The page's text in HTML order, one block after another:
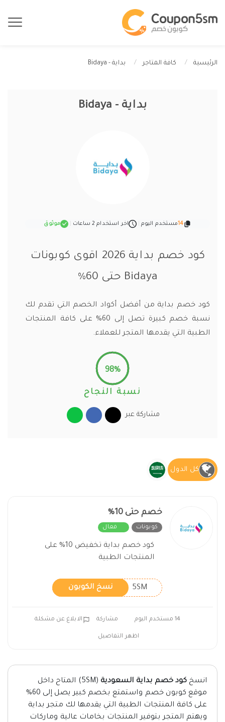
الرئيسية كافة المتاجر بداية - Bidaya
بداية - Bidaya
14مستخدم اليوم اخر استخدام 2 ساعات موثوق
كود خصم بداية 2026 اقوى كوبونات
Bidaya حتى 60%
كود خصم بداية من أفضل أكواد الخصم التي تقدم لك
نسبة خصم كبيرة تصل إلى 60% على كافة المنتجات
الطبية التي يقدمها المتجر للعملاء.
98%
نسبة النجاح
مشاركة عبر
كل الدول
خصم حتى 10%
كوبونات فعال
كود خصم بداية تخفيض 10% على
المنتجات الطبية
5SM نسخ الكوبون
14 مستخدم اليوم مشاركة الابلاغ عن مشكلة
اظهر التفاصيل
انسخ كود خصم بداية السعودية
(5SM) المتاح داخل
موقع كوبون خصم واستمتع بخصم كبير يصل إلى 60%
على كافة المنتجات الطبية التي يقدمها لك متجر بداية
ويهتم المتجر بتوفير المنتجات بخامات عالية وماركات